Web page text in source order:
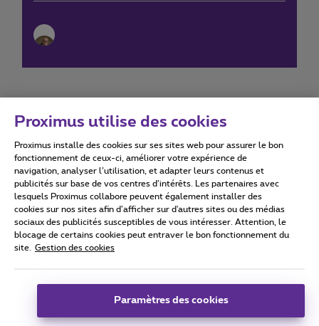
Conditions d'utilisation Accessibility statement
Tous droits réservés. © 2026 Proximus
Conditions générales, info consommateur
Coordonnées de l’entreprise
Proximus utilise des cookies
Proximus installe des cookies sur ses sites web pour assurer le bon
fonctionnement de ceux-ci, améliorer votre expérience de
navigation, analyser l’utilisation, et adapter leurs contenus et
publicités sur base de vos centres d’intérêts. Les partenaires avec
lesquels Proximus collabore peuvent également installer des
cookies sur nos sites afin d’afficher sur d'autres sites ou des médias
sociaux des publicités susceptibles de vous intéresser. Attention, le
blocage de certains cookies peut entraver le bon fonctionnement du
site.
Gestion des cookies
Paramètres des cookies